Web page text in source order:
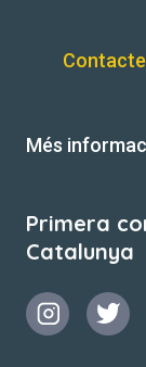
Contacte
Més
Primera
Catalunya